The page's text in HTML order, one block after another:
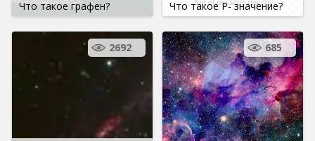
Что такое графен? Что такое P- значение?
2692 685